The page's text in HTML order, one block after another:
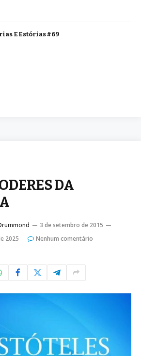
E Estórias #69
DA
3 de setembro de 2015
2025
Nenhum comentário